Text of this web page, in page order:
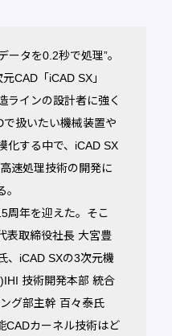
タを0.2秒で処理”。
CAD「iCAD SX」
ラインの設計者に強く
扱いたい機械装置や
化する中で、iCAD SX
速処理技術の開発に
周年を迎えた。そこ
表取締役社長 大宮豊
、iCAD SXの3次元機
技術開発本部 統合
グ部主幹 百々泰氏
CADカーネル技術はど